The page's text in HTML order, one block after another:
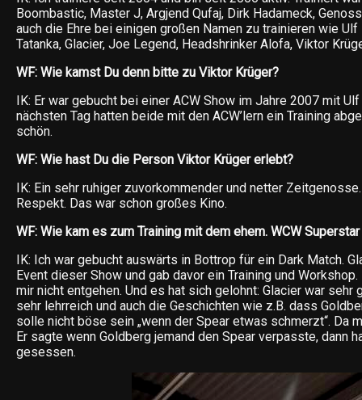
Boombastic, Master J, Argjend Qufaj, Dirk Hadameck,
auch die Ehre bei einigen großen Namen zu trainieren wie Ulf
Tatanka, Glacier, Joe Legend, Headshrinker Alofa, Viktor
WF: Wie kamst Du denn bitte zu Viktor Krüger?
IK: Er war gebucht bei einer ACW Show im Jahre 2007 mit
nächsten Tag hatten beide mit den ACW’lern ein Training
schön.
WF: Wie hast Du die Person Viktor Krüger erlebt?
IK: Ein sehr ruhiger zuvorkommender und netter
Respekt. Das war schon großes Kino.
WF: Wie kam es zum Training mit dem ehem. WCW Superstar
IK: Ich war gebucht auswärts in Bottrop für ein Dark Match.
Event dieser Show und gab davor ein Training und
mir nicht entgehen. Und es hat sich gelohnt: Glacier war sehr
sehr lehrreich und auch die Geschichten wie z.B. dass
solle nicht böse sein „wenn der Spear etwas schmerzt“. Da
Er sagte wenn Goldberg jemand den Spear verpasste, dann
gesessen.